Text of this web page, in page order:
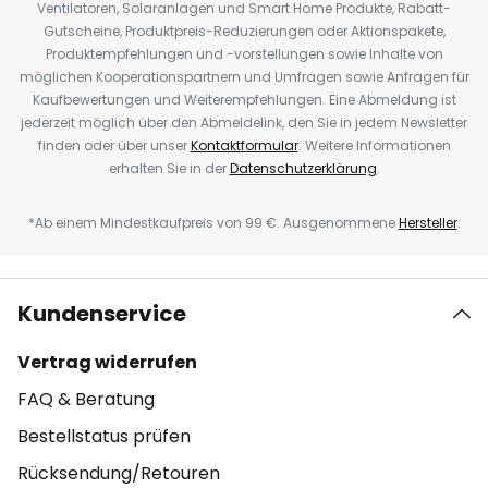
Ventilatoren, Solaranlagen und Smart Home Produkte, Rabatt-
Gutscheine, Produktpreis-Reduzierungen oder Aktionspakete,
Produktempfehlungen und -vorstellungen sowie Inhalte von
möglichen Kooperationspartnern und Umfragen sowie Anfragen für
Kaufbewertungen und Weiterempfehlungen. Eine Abmeldung ist
jederzeit möglich über den Abmeldelink, den Sie in jedem Newsletter
finden oder über unserKontaktformular. Weitere Informationen
erhalten Sie in derDatenschutzerklärung.
*Ab einem Mindestkaufpreis von 99 €. AusgenommeneHersteller.
Kundenservice
Vertrag widerrufen
FAQ & Beratung
Bestellstatus prüfen
Rücksendung/Retouren